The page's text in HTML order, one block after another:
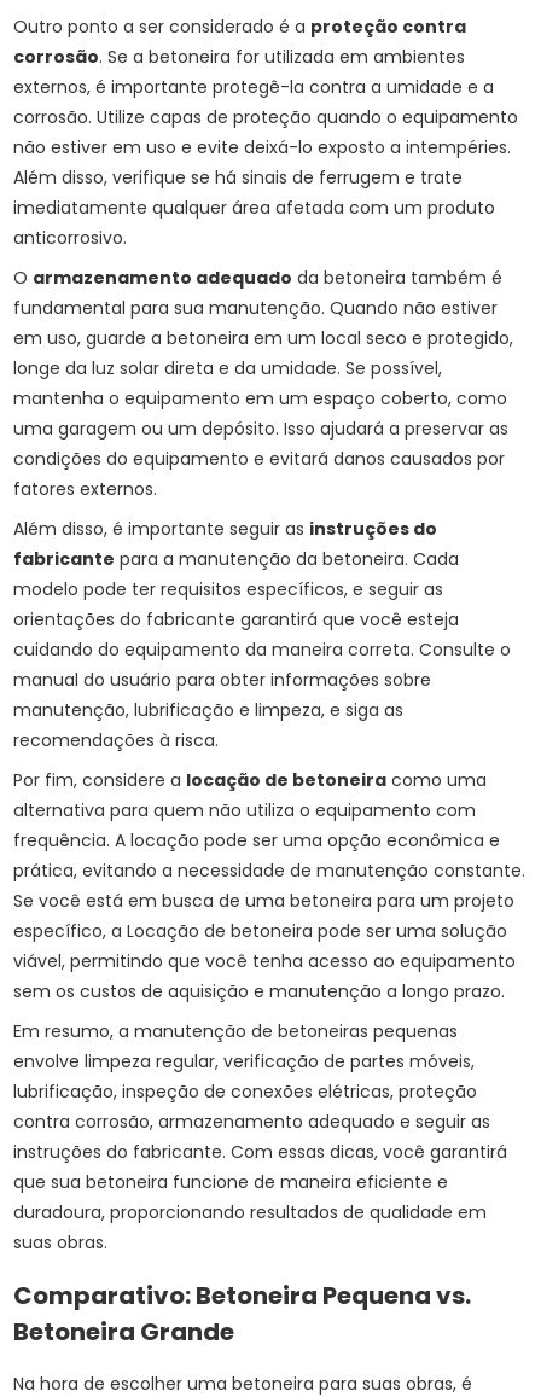
Outro ponto a ser considerado é a proteção contra
corrosão. Se a betoneira for utilizada em ambientes
externos, é importante protegê-la contra a umidade e a
corrosão. Utilize capas de proteção quando o equipamento
não estiver em uso e evite deixá-lo exposto a intempéries.
Além disso, verifique se há sinais de ferrugem e trate
imediatamente qualquer área afetada com um produto
anticorrosivo.
O armazenamento adequado da betoneira também é
fundamental para sua manutenção. Quando não estiver
em uso, guarde a betoneira em um local seco e protegido,
longe da luz solar direta e da umidade. Se possível,
mantenha o equipamento em um espaço coberto, como
uma garagem ou um depósito. Isso ajudará a preservar as
condições do equipamento e evitará danos causados por
fatores externos.
Além disso, é importante seguir as instruções do
fabricante para a manutenção da betoneira. Cada
modelo pode ter requisitos específicos, e seguir as
orientações do fabricante garantirá que você esteja
cuidando do equipamento da maneira correta. Consulte o
manual do usuário para obter informações sobre
manutenção, lubrificação e limpeza, e siga as
recomendações à risca.
Por fim, considere a locação de betoneira como uma
alternativa para quem não utiliza o equipamento com
frequência. A locação pode ser uma opção econômica e
prática, evitando a necessidade de manutenção constante.
Se você está em busca de uma betoneira para um projeto
específico, aLocação de betoneira pode ser uma solução
viável, permitindo que você tenha acesso ao equipamento
sem os custos de aquisição e manutenção a longo prazo.
Em resumo, a manutenção de betoneiras pequenas
envolve limpeza regular, verificação de partes móveis,
lubrificação, inspeção de conexões elétricas, proteção
contra corrosão, armazenamento adequado e seguir as
instruções do fabricante. Com essas dicas, você garantirá
que sua betoneira funcione de maneira eficiente e
duradoura, proporcionando resultados de qualidade em
suas obras.
Comparativo: Betoneira Pequena vs.
Betoneira Grande
Na hora de escolher uma betoneira para suas obras, é